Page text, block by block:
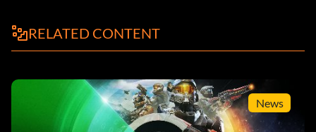
RELATED CONTENT
News